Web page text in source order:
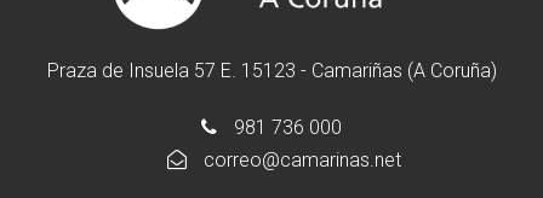
Praza de Insuela 57 E. 15123 - Camariñas (A Coruña)
981 736 000
correo@camarinas.net